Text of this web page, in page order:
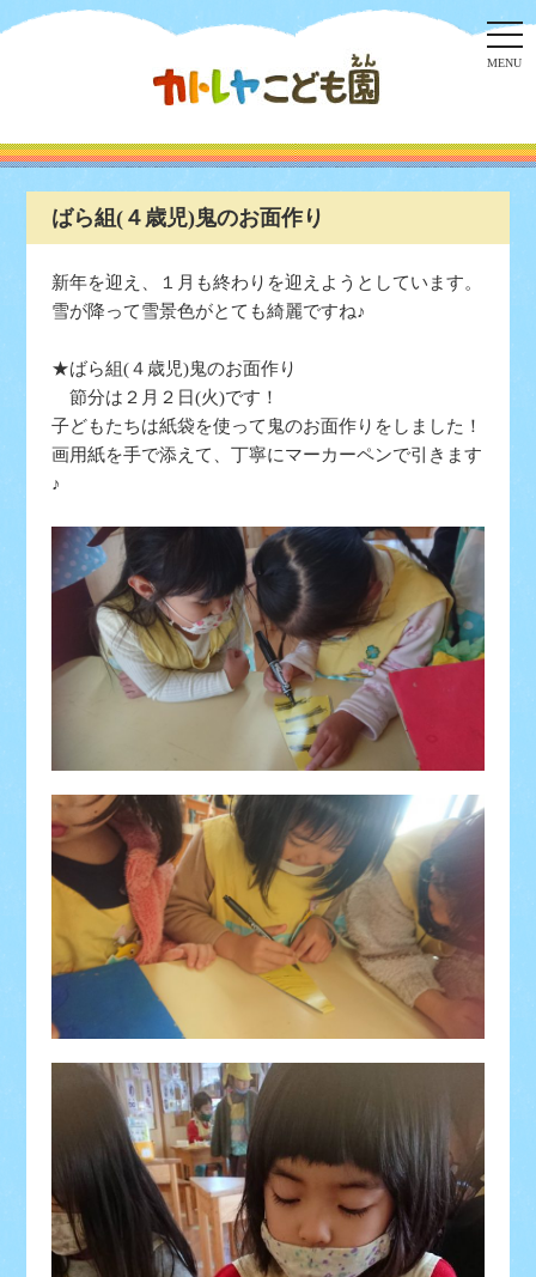
MENU
ばら組(４歳児)鬼のお面作り
新年を迎え、１月も終わりを迎えようとしています。
雪が降って雪景色がとても綺麗ですね♪
★ばら組(４歳児)鬼のお面作り
節分は２月２日(火)です！
子どもたちは紙袋を使って鬼のお面作りをしました！
画用紙を手で添えて、丁寧にマーカーペンで引きます
♪